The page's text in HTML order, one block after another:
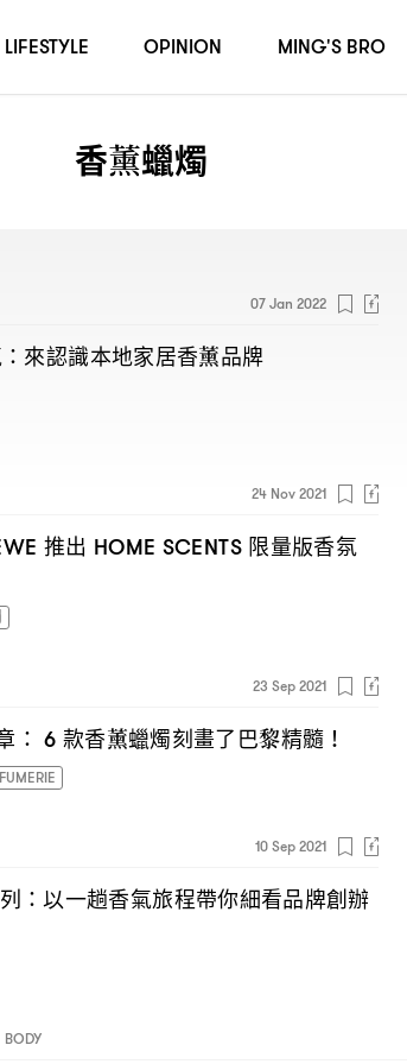
香薰蠟燭
07 Jan 2022
： 來認識本地家居香薰品牌
24 Nov 2021
推出 HOME SCENTS 限量版香氛
23 Sep 2021
： 6 款香薰蠟燭刻畫了巴黎精髓 ！
10 Sep 2021
：以一趟香氣旅程帶你細看品牌創辦
BODY
LIFESTYLE OPINION MING'S BRO